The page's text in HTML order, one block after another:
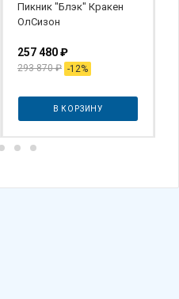
Пикник "Блэк" Кракен
ОлСизон
257 480₽
293 870₽ -12%
В КОРЗИНУ